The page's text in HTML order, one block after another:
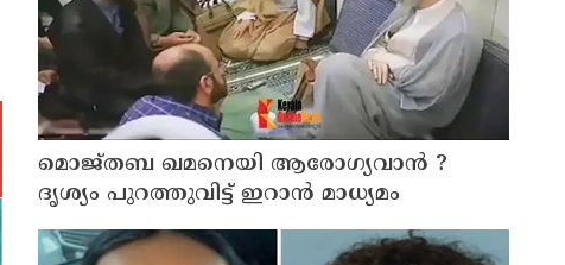
മൊജ്തബ ഖമനെയി ആരോഗ്യവാന്‍ ?
ദൃശ്യം പുറത്തുവിട്ട് ഇറാന്‍ മാധ്യമം